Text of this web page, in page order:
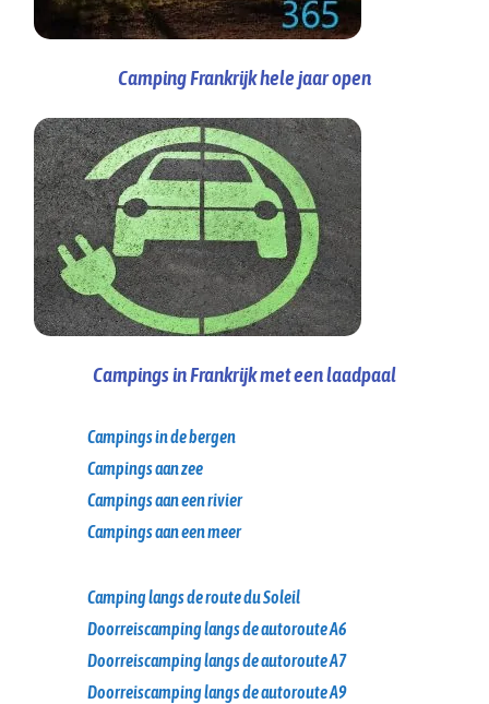
Camping Frankrijk hele jaar open
Campings in Frankrijk met een laadpaal
Campings in de bergen
Campings aan zee
Campings aan een rivier
Campings aan een meer
Camping langs de route du Soleil
Doorreiscamping langs de autoroute A6
Doorreiscamping langs de autoroute A7
Doorreiscamping langs de autoroute A9